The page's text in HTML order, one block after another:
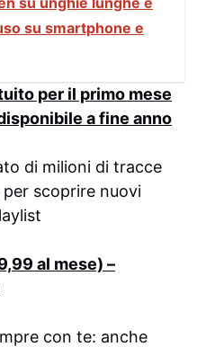
su smartphone e
per il primo mese
a fine anno
di milioni di tracce
per scoprire nuovi
al mese) –
con te: anche